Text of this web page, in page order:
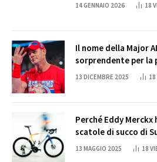
14 GENNAIO 2026 18
Il nome della Major
sorprendente per
Cena
13 DICEMBRE 2025 18
Perché Eddy
scatole di succo di
13 MAGGIO 2025 18